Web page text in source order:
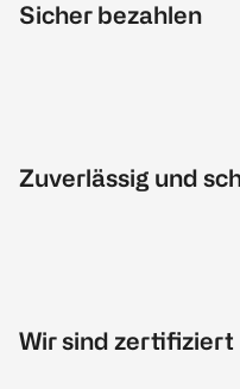
Sicher bezahlen
Zuverlässig und
Wir sind zertifiziert